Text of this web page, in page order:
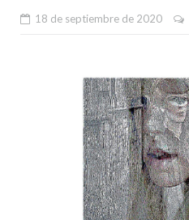
18 de septiembre de 2020